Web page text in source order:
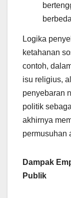
Logika
ketahanan
contoh,
isu religius,
penyebaran
politik
akhirnya
permusuhan
Dampak
Publik